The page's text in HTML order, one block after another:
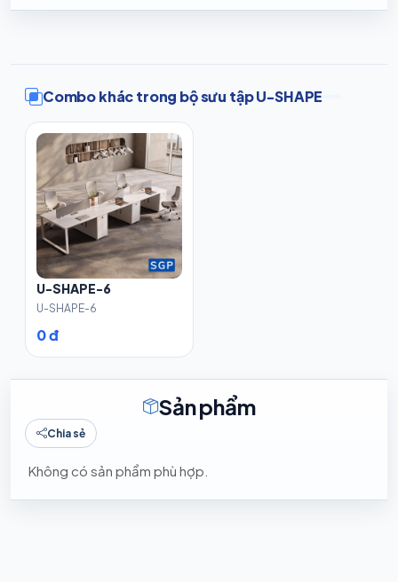
Combo khác trong bộ sưu tập U-SHAPE
U-SHAPE-6
U-SHAPE-6
0 đ
Sản phẩm
Chia sẻ
Không có sản phẩm phù hợp.